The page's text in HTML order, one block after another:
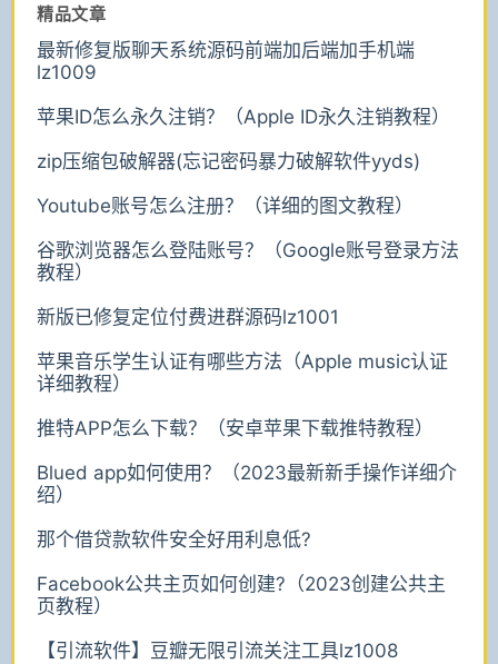
精品文章
最新修复版聊天系统源码前端加后端加手机端
lz1009
苹果ID怎么永久注销？（Apple ID永久注销教程）
zip压缩包破解器(忘记密码暴力破解软件yyds)
Youtube账号怎么注册？（详细的图文教程）
谷歌浏览器怎么登陆账号？（Google账号登录方法
教程）
新版已修复定位付费进群源码lz1001
苹果音乐学生认证有哪些方法（Apple music认证
详细教程）
推特APP怎么下载？（安卓苹果下载推特教程）
Blued app如何使用？（2023最新新手操作详细介
绍）
那个借贷款软件安全好用利息低?
Facebook公共主页如何创建?（2023创建公共主
页教程）
【引流软件】豆瓣无限引流关注工具lz1008